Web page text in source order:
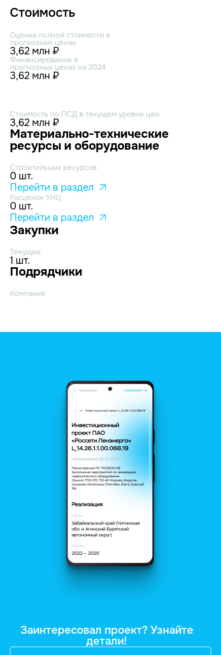
Стоимость
Оценка полной стоимости в
прогнозных ценах
3,62 млн ₽
Финансирование в
прогнозных ценах на 2024
3,62 млн ₽
Стоимость по ПСД в текущем уровне цен
3,62 млн ₽
Материально-технические
ресурсы и оборудование
Строительных ресурсов
0 шт.
Перейти в раздел
Расценок УНЦ
0 шт.
Перейти в раздел
Закупки
Текущие
1 шт.
Подрядчики
Компания
Заинтересовал проект? Узнайте
детали!